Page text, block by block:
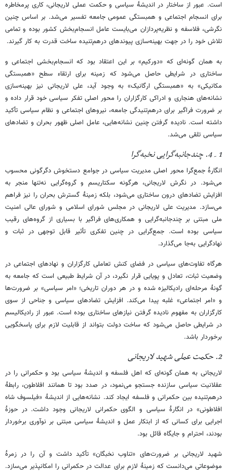
است. عبور از ساختار در اندیشۀ سیاسی و حکمت عملی لاریجانی، کاری پرمخاطره
برای انسجام اجتماعی و همبستگی عمومی جامعه تفسیر می‌شد. بر اساس چنین
نگرشی، فلاسفه و نظریه‌پردازان می‌بایست عامل انسجام‌بخش کشور بوده و تمامی
تلاش خود را در جهت بهینه‌سازی پیوندهای درهم‌تنیده ساخت قدرت به کار گیرند.
به همان گونه‌ای که «دورکیم» بر این اعتقاد بود که انسجام‌بخشی اجتماعی و
ساختاری در شرایطی حاصل می‌شود که زمینه برای ارتقاء سطح «همبستگی
مکانیکی» به «همبستگی ارگانیک» به وجود آید، علی لاریجانی نیز بهینه‌سازی
نشانه‌های هنجاری و ادراکی کارگزاران را محور اصلی تفکر سیاسی خود قرار داده و
بر ضرورت فراگیر برای درهم‌تنیدگی جامعه، نیروهای اجتماعی و نظام سیاسی تأکید
داشته است. نادیده گرفتن چنین نشانه‌هایی، عامل اصلی ظهور بحران و تضادهای
سیاسی تلقی می‌شد.
1۔4. چندجانبه‌گرایی نخبه‌گرا
انگارۀ جمع‌گرا محور اصلی مدیریت سیاسی در جوامع دستخوش دگرگونی محسوب
می‌شود. در نگرش لاریجانی، هرگونه سکتاریسم و گروه‌گرایی ‌نه‌تنها منجر به
افزایش تضادهای درون ساختاری می‌شود، بلکه زمینۀ گسترش بحران را نیز فراهم
می‌سازد. مدیریت علی لاریجانی در مجلس شورای اسلامی و شورای عالی امنیت
ملی مبتنی بر چندجانبه‌گرایی و همکاری‌های فراگیر با بسیاری از گروه‌های رقیب
سیاسی بوده است. جمع‌گرایی در چنین تفکری تأثیر قابل توجهی در ثبات و
نهادگرایی به‌جا می‌گذارد.
هرگاه تفاوت‌های سیاسی در فضای کنش تعاملی کارگزاران و نهادهای اجتماعی در
وضعیت ثبات، تعادل و پویایی قرار نگیرد، در آن شرایط طبیعی است که جامعه به
گونۀ مرحله‌ای رادیکالیزه شده و در هر دوران تاریخی؛ «امر سیاسی» بر ضرورت‌ها
و «امر اجتماعی» غلبه پیدا می‌کند. افزایش تضادهای سیاسی و جناحی از سوی
کارگزاران به مفهوم نادیده گرفتن نیازهای ساختاری بوده است. عبور از رادیکالیسم
در شرایطی حاصل می‌شود که ساخت دولت بتواند از قابلیت لازم برای پاسخگویی
برخوردار باشد.
2. حکمت عملی شهید لاریجانی
لاریجانی به همان گونه‌ای که اهل فلسفه و اندیشۀ سیاسی بود و حکمرانی را در
عقلانیت سیاسی سازنده جستجو می‌نمود، در صدد بود تا همانند افلاطون، رابطۀ
درهم‌تنیده بین حکمرانی و فلسفه ایجاد کند. نشانه‌هایی از اندیشۀ «فیلسوف شاه
افلاطونی» در انگارۀ سیاسی و الگوی حکمرانی لاریجانی وجود داشت. در حوزۀ
اجرایی برای کسانی که از ابتکار عمل و اندیشۀ سیاسی مبتنی بر نوآوری برخوردار
بودند، احترام و جایگاه قائل بود.
شهید لاریجانی بر ضرورت‌های «تناوب نخبگان» تأکید داشت و آن را در زمرۀ
موضوعاتی می‌دانست که زمینۀ لازم برای عدالت در حکمرانی را امکانپذیر می‌سازد.